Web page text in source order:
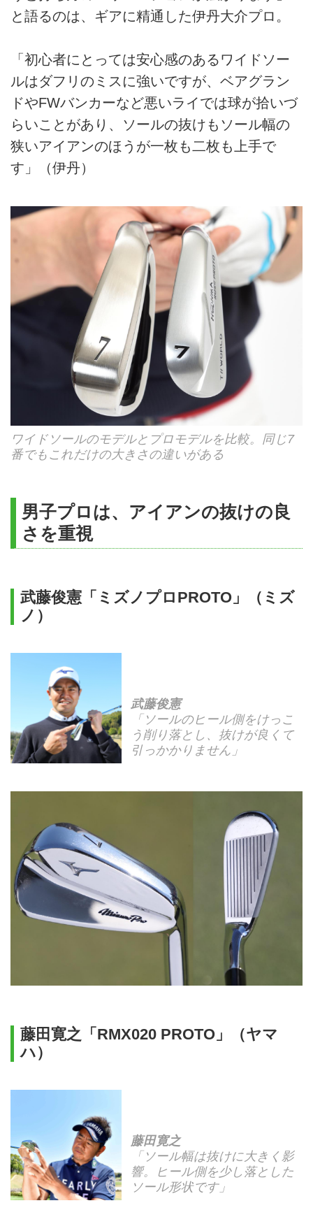
と語るのは、ギアに精通した伊丹大介プロ。
「初心者にとっては安心感のあるワイドソー
ルはダフリのミスに強いですが、ベアグラン
ドやFWバンカーなど悪いライでは球が拾いづ
らいことがあり、ソールの抜けもソール幅の
狭いアイアンのほうが一枚も二枚も上手で
す」（伊丹）
ワイドソールのモデルとプロモデルを比較。同じ7
番でもこれだけの大きさの違いがある
男子プロは、アイアンの抜けの良
さを重視
武藤俊憲「ミズノプロPROTO」（ミズ
ノ）
武藤俊憲
「ソールのヒール側をけっこ
う削り落とし、抜けが良くて
引っかかりません」
藤田寛之「RMX020 PROTO」（ヤマ
ハ）
藤田寛之
「ソール幅は抜けに大きく影
響。ヒール側を少し落とした
ソール形状です」